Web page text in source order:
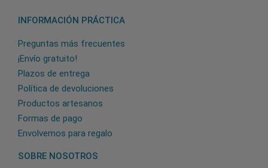
INFORMACIÓN PRÁCTICA
Preguntas más frecuentes
¡Envío gratuito!
Plazos de entrega
Política de devoluciones
Productos artesanos
Formas de pago
Envolvemos para regalo
SOBRE NOSOTROS